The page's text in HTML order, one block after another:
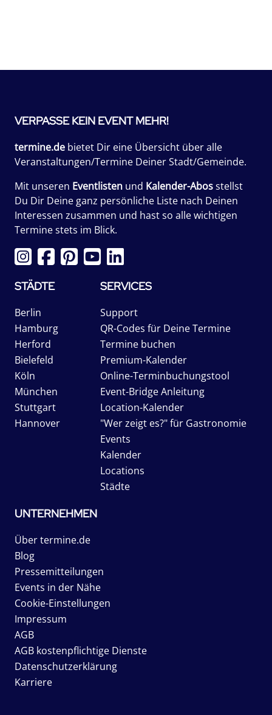
VERPASSE KEIN EVENT MEHR!
termine.de bietet Dir eine Übersicht über alle
Veranstaltungen/Termine Deiner Stadt/Gemeinde.
Mit unseren Eventlisten und Kalender-Abosstellst
Du Dir Deine ganz persönliche Liste nach Deinen
Interessen zusammen und hast so alle wichtigen
Termine stets im Blick.
STÄDTE
Berlin
Hamburg
Herford
Bielefeld
Köln
München
Stuttgart
Hannover
SERVICES
Support
QR-Codes für Deine Termine
Termine buchen
Premium-Kalender
Online-Terminbuchungstool
Event-Bridge Anleitung
Location-Kalender
"Wer zeigt es?" für Gastronomie
Events
Kalender
Locations
Städte
UNTERNEHMEN
Über termine.de
Blog
Pressemitteilungen
Events in der Nähe
Cookie-Einstellungen
Impressum
AGB
AGB kostenpflichtige Dienste
Datenschutzerklärung
Karriere